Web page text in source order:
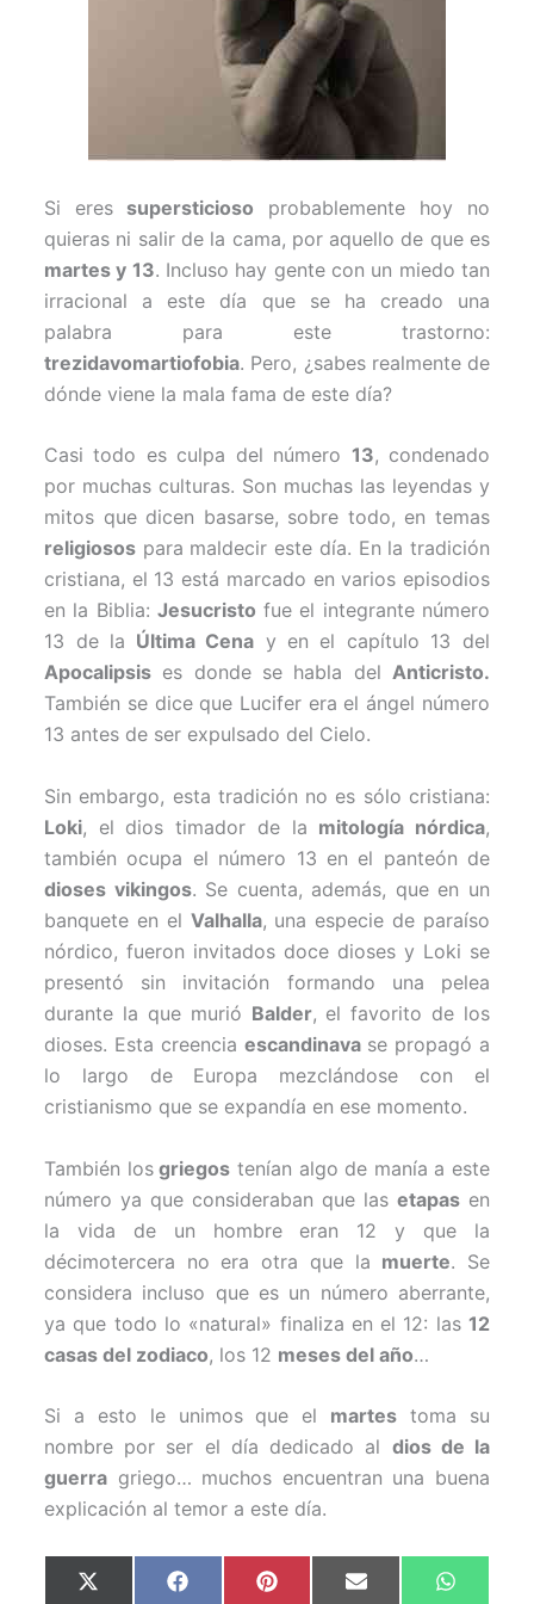
Si eres supersticioso probablemente hoy no
quieras ni salir de la cama, por aquello de que es
martes y 13. Incluso hay gente con un miedo tan
irracional a este día que se ha creado una
palabra para este trastorno:
trezidavomartiofobia. Pero, ¿sabes realmente de
dónde viene la mala fama de este día?
Casi todo es culpa del número 13, condenado
por muchas culturas. Son muchas las leyendas y
mitos que dicen basarse, sobre todo, en temas
religiosos para maldecir este día. En la tradición
cristiana, el 13 está marcado en varios episodios
en la Biblia: Jesucristo fue el integrante número
13 de la Última Cena y en el capítulo 13 del
Apocalipsis es donde se habla del Anticristo.
También se dice que Lucifer era el ángel número
13 antes de ser expulsado del Cielo.
Sin embargo, esta tradición no es sólo cristiana:
Loki, el dios timador de la mitología nórdica,
también ocupa el número 13 en el panteón de
dioses vikingos. Se cuenta, además, que en un
banquete en el Valhalla, una especie de paraíso
nórdico, fueron invitados doce dioses y Loki se
presentó sin invitación formando una pelea
durante la que murió Balder, el favorito de los
dioses. Esta creencia escandinavase propagó a
lo largo de Europa mezclándose con el
cristianismo que se expandía en ese momento.
También losgriegos tenían algo de manía a este
número ya que consideraban que las etapasen
la vida de un hombre eran 12 y que la
décimotercera no era otra que la muerte. Se
considera incluso que es un número aberrante,
ya que todo lo «natural» finaliza en el 12: las 12
casas del zodiaco, los 12 meses del año…
Si a esto le unimos que el martes toma su
nombre por ser el día dedicado al dios de la
guerra griego… muchos encuentran una buena
explicación al temor a este día.
Compartir
X Compartir
F Compartir
P Compartir
E W